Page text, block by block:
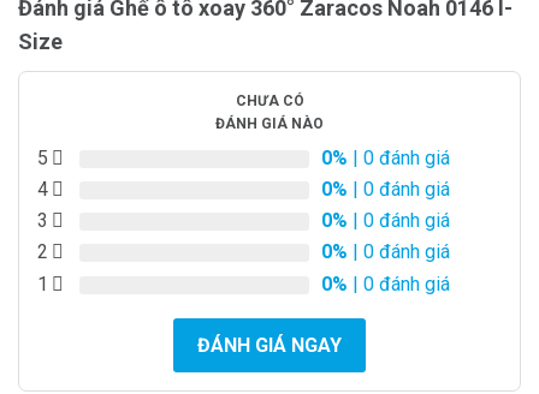
Đánh giá Ghế ô tô xoay 360° Zaracos Noah 0146 I-
Size
CHƯA CÓ
ĐÁNH GIÁ NÀO
5 0% | 0 đánh giá
4
0% | 0 đánh giá
3
0% | 0 đánh giá
2
0% | 0 đánh giá
1
0% | 0 đánh giá
ĐÁNH GIÁ NGAY